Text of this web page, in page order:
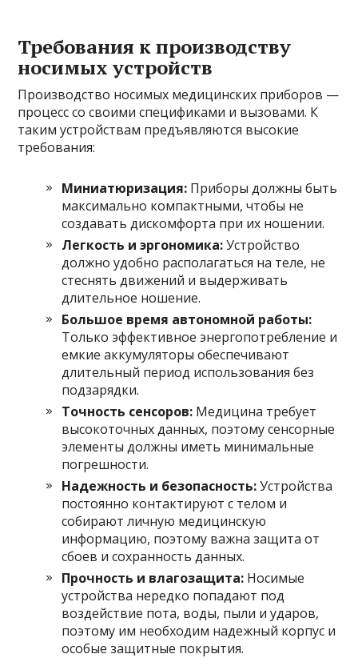
Требования к производству
носимых устройств
Производство носимых медицинских приборов —
процесс со своими спецификами и вызовами. К
таким устройствам предъявляются высокие
требования:
Миниатюризация: Приборы должны быть
максимально компактными, чтобы не
создавать дискомфорта при их ношении.
Легкость и эргономика:Устройство
должно удобно располагаться на теле, не
стеснять движений и выдерживать
длительное ношение.
Большое время автономной работы:
Только эффективное энергопотребление и
емкие аккумуляторы обеспечивают
длительный период использования без
подзарядки.
Точность сенсоров: Медицина требует
высокоточных данных, поэтому сенсорные
элементы должны иметь минимальные
погрешности.
Надежность и безопасность:Устройства
постоянно контактируют с телом и
собирают личную медицинскую
информацию, поэтому важна защита от
сбоев и сохранность данных.
Прочность и влагозащита: Носимые
устройства нередко попадают под
воздействие пота, воды, пыли и ударов,
поэтому им необходим надежный корпус и
особые защитные покрытия.